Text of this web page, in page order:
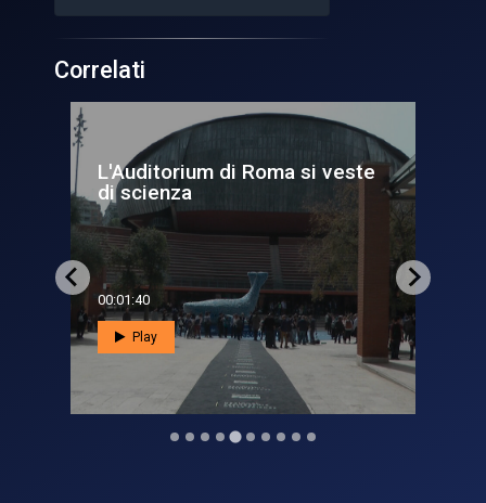
Correlati
L'Auditorium di Roma si veste
di scienza
00:01:40
Play